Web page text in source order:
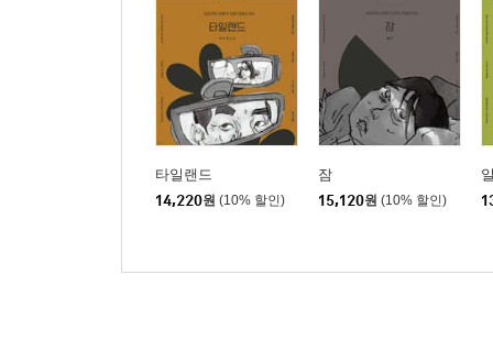
타일랜드
14,220원 (10% 할인)
잠
15,120원 (10% 할인)